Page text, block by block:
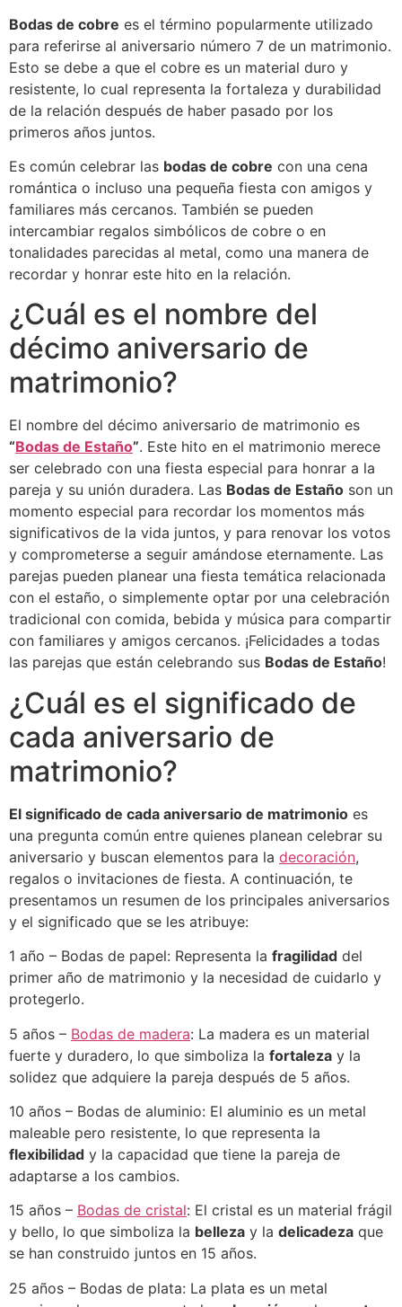
Bodas de cobre es el término popularmente utilizado
para referirse al aniversario número 7 de un matrimonio.
Esto se debe a que el cobre es un material duro y
resistente, lo cual representa la fortaleza y durabilidad
de la relación después de haber pasado por los
primeros años juntos.
Es común celebrar las bodas de cobre con una cena
romántica o incluso una pequeña fiesta con amigos y
familiares más cercanos. También se pueden
intercambiar regalos simbólicos de cobre o en
tonalidades parecidas al metal, como una manera de
recordar y honrar este hito en la relación.
¿Cuál es el nombre del
décimo aniversario de
matrimonio?
El nombre del décimo aniversario de matrimonio es
“Bodas de Estaño”. Este hito en el matrimonio merece
ser celebrado con una fiesta especial para honrar a la
pareja y su unión duradera. Las Bodas de Estaño son un
momento especial para recordar los momentos más
significativos de la vida juntos, y para renovar los votos
y comprometerse a seguir amándose eternamente. Las
parejas pueden planear una fiesta temática relacionada
con el estaño, o simplemente optar por una celebración
tradicional con comida, bebida y música para compartir
con familiares y amigos cercanos. ¡Felicidades a todas
las parejas que están celebrando sus Bodas de Estaño!
¿Cuál es el significado de
cada aniversario de
matrimonio?
El significado de cada aniversario de matrimonio es
una pregunta común entre quienes planean celebrar su
aniversario y buscan elementos para la decoración,
regalos o invitaciones de fiesta. A continuación, te
presentamos un resumen de los principales aniversarios
y el significado que se les atribuye:
1 año – Bodas de papel: Representa la fragilidad del
primer año de matrimonio y la necesidad de cuidarlo y
protegerlo.
5 años – Bodas de madera: La madera es un material
fuerte y duradero, lo que simboliza la fortaleza y la
solidez que adquiere la pareja después de 5 años.
10 años – Bodas de aluminio: El aluminio es un metal
maleable pero resistente, lo que representa la
flexibilidad y la capacidad que tiene la pareja de
adaptarse a los cambios.
15 años – Bodas de cristal: El cristal es un material frágil
y bello, lo que simboliza la belleza y la delicadeza que
se han construido juntos en 15 años.
25 años – Bodas de plata: La plata es un metal